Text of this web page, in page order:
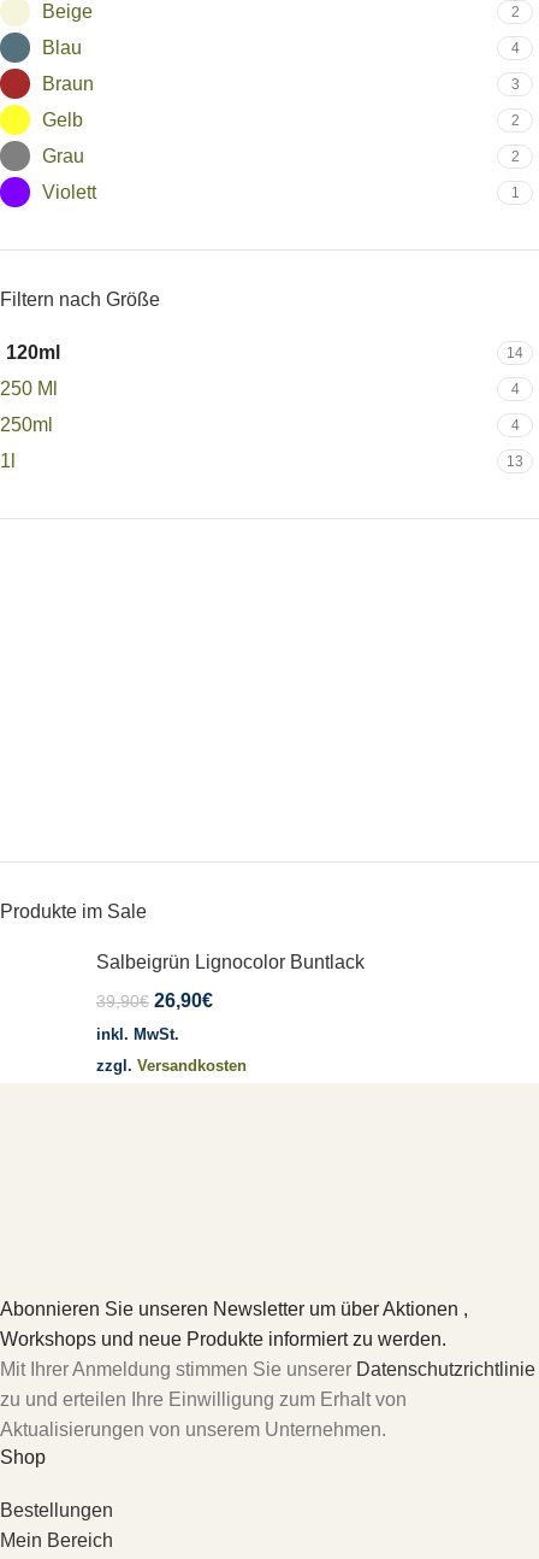
Beige 2
Blau 4
Braun 3
Gelb 2
Grau 2
Violett 1
Filtern nach Größe
120ml 14
250 Ml 4
250ml 4
1l 13
Produkte im Sale
Salbeigrün Lignocolor Buntlack
39,90€ 26,90€
inkl. MwSt.
zzgl. Versandkosten
Abonnieren Sie unseren Newsletter um über Aktionen ,
Workshops und neue Produkte informiert zu werden.
Mit Ihrer Anmeldung stimmen Sie unserer Datenschutzrichtlinie
zu und erteilen Ihre Einwilligung zum Erhalt von
Aktualisierungen von unserem Unternehmen.
Shop
Bestellungen
Mein Bereich